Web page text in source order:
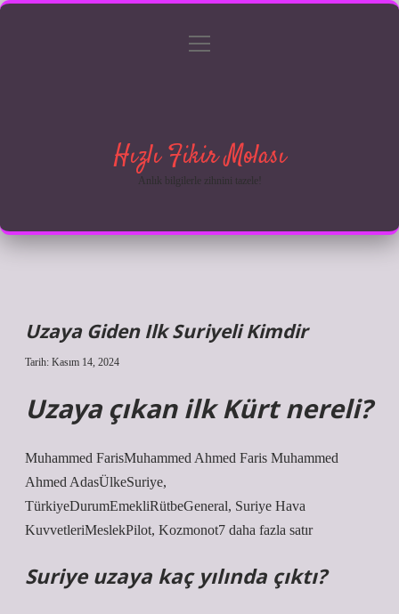
Gizlilik Politikası
menüyü
Hızlı Fikir Molası
Anlık bilgilerle zihnini tazele!
Uzaya Giden Ilk Suriyeli Kimdir
Tarih: Kasım 14, 2024
Uzaya çıkan ilk Kürt nereli?
Muhammed FarisMuhammed Ahmed Faris Muhammed
Ahmed AdasÜlkeSuriye,
TürkiyeDurumEmekliRütbeGeneral, Suriye Hava
KuvvetleriMeslekPilot, Kozmonot7 ​​daha fazla satır
Suriye uzaya kaç yılında çıktı?